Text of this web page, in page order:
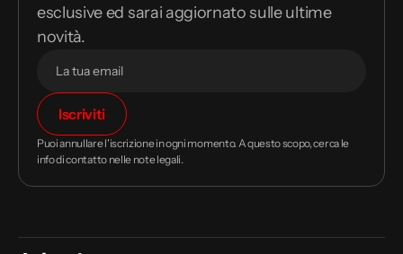
esclusive ed sarai aggiornato sulle ultime
novità.
Il
tuo
indirizzo
email
Iscriviti
Puoi annullare l'iscrizione in ogni momento. A questo scopo, cerca le
info di contatto nelle note legali.